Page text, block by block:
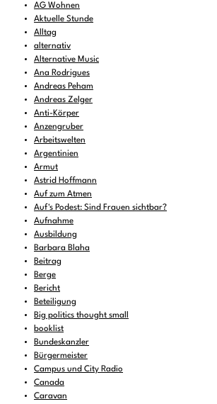
AG Wohnen
Aktuelle Stunde
Alltag
alternativ
Alternative Music
Ana Rodrigues
Andreas Peham
Andreas Zelger
Anti-Körper
Anzengruber
Arbeitswelten
Argentinien
Armut
Astrid Hoffmann
Auf zum Atmen
Auf's Podest: Sind Frauen sichtbar?
Aufnahme
Ausbildung
Barbara Blaha
Beitrag
Berge
Bericht
Beteiligung
Big politics thought small
booklist
Bundeskanzler
Bürgermeister
Campus und City Radio
Canada
Caravan